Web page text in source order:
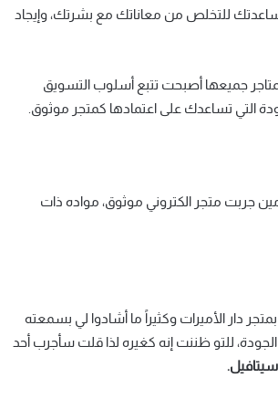
للتخلص من معاناتك مع بشرتك، وإيجاد
جميعها أصبحت تتبع أسلوب التسويق
التي تساعدك على اعتمادها كمتجر موثوق.
جربت متجر الكتروني موثوق، مواده ذات
دار الأميرات وكثيراً ما أشادوا لي بسمعته
الجودة، للتو ظننت إنه كغيره لذا قلت سأجرب أحد